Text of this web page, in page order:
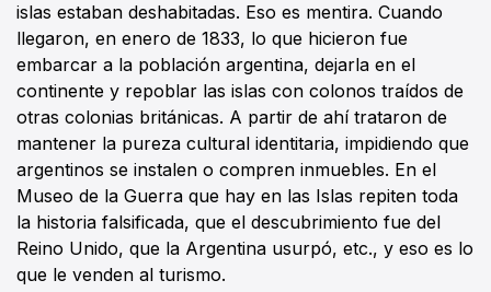
islas estaban deshabitadas. Eso es mentira. Cuando
llegaron, en enero de 1833, lo que hicieron fue
embarcar a la población argentina, dejarla en el
continente y repoblar las islas con colonos traídos de
otras colonias británicas. A partir de ahí trataron de
mantener la pureza cultural identitaria, impidiendo que
argentinos se instalen o compren inmuebles. En el
Museo de la Guerra que hay en las Islas repiten toda
la historia falsificada, que el descubrimiento fue del
Reino Unido, que la Argentina usurpó, etc., y eso es lo
que le venden al turismo.